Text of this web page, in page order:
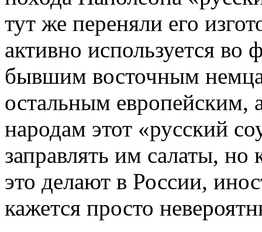
тут же переняли его
активно используется
бывшим восточным
остальным европейским,
народам этот «русский
заправлять им салаты,
это делают в России,
кажется просто